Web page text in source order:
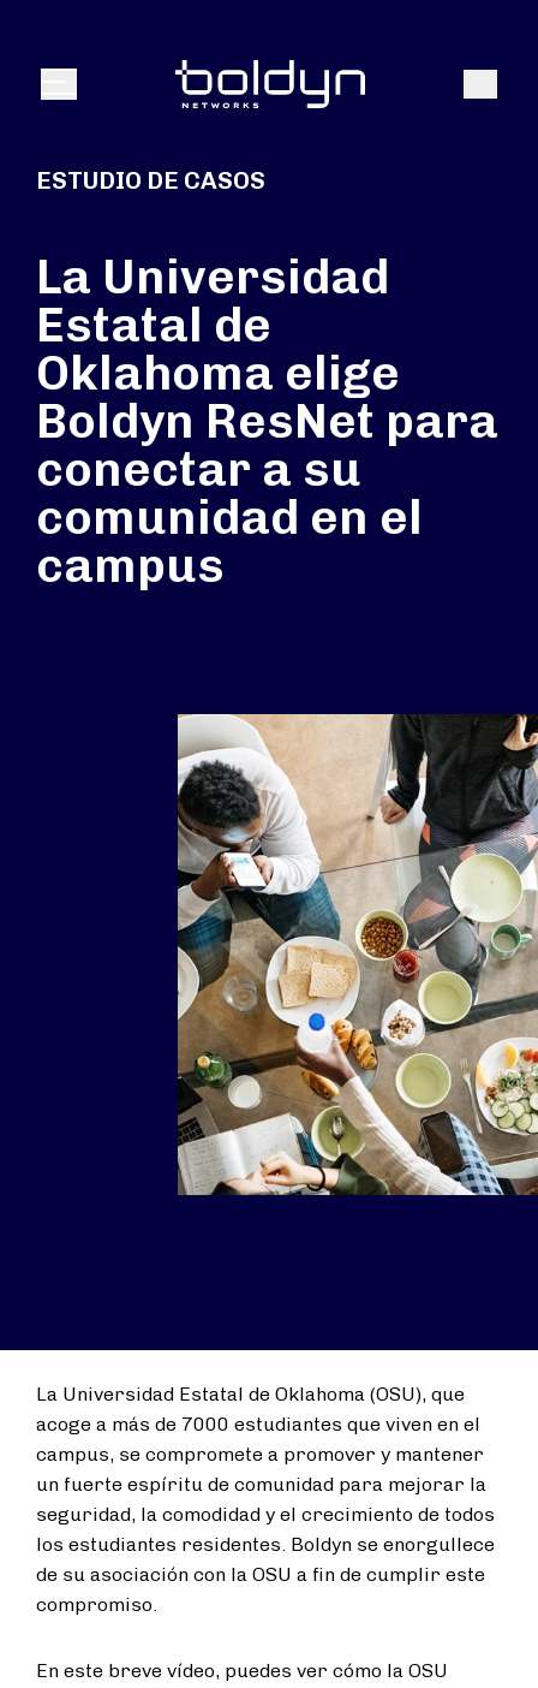
Menú Buscar
ESTUDIO DE CASOS
La Universidad
Estatal de
Oklahoma elige
Boldyn ResNet para
conectar a su
comunidad en el
campus
La Universidad Estatal de Oklahoma (OSU), que
acoge a más de 7000 estudiantes que viven en el
campus, se compromete a promover y mantener
un fuerte espíritu de comunidad para mejorar la
seguridad, la comodidad y el crecimiento de todos
los estudiantes residentes. Boldyn se enorgullece
de su asociación con la OSU a fin de cumplir este
compromiso.
En este breve vídeo, puedes ver cómo la OSU